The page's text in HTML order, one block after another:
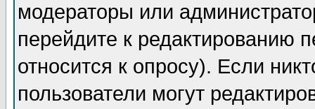
модераторы или
перейдите к редактированию
относится к опросу). Если
пользователи могут